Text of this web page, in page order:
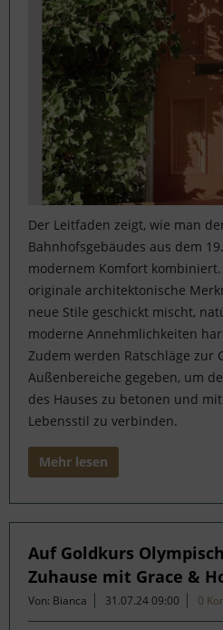
Der Leitfaden zeigt, wie man
Bahnhofsgebäudes aus dem
modernem Komfort
originale architektonische
neue Stile geschickt mischt,
moderne Annehmlichkeiten
Zudem werden Ratschläge zur
Außenbereiche gegeben, um
des Hauses zu betonen und
Lebensstil zu verbinden.
Mehr lesen
Auf Goldkurs
Zuhause mit Grace &
Von: Bianca 31.07.24 09:00 0